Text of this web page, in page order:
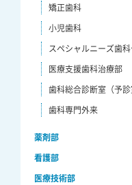
矯正歯科
小児歯科
スペシャルニーズ歯
医療支援歯科治療部
歯科総合診断室（予診
歯科専門外来
薬剤部
看護部
医療技術部